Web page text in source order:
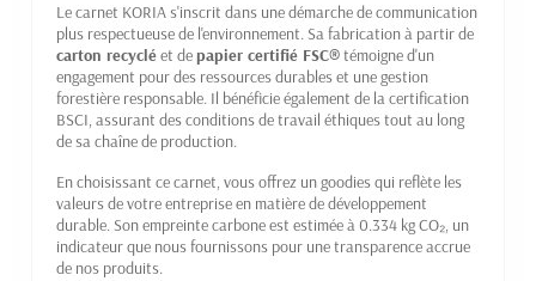
Le carnet KORIA s'inscrit dans une démarche de communication
plus respectueuse de l'environnement. Sa fabrication à partir de
carton recycléet depapier certifié FSC®témoigne d'un
engagement pour des ressources durables et une gestion
forestière responsable. Il bénéficie également de la certification
BSCI, assurant des conditions de travail éthiques tout au long
de sa chaîne de production.
En choisissant ce carnet, vous offrez un goodies qui reflète les
valeurs de votre entreprise en matière de développement
durable. Son empreinte carbone est estimée à 0.334 kg CO₂, un
indicateur que nous fournissons pour une transparence accrue
de nos produits.